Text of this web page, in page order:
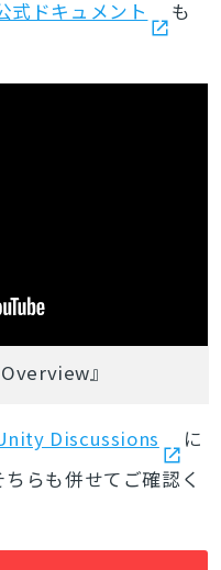
式ドキュメント
も
』
Discussions
に
らも併せてご確認く